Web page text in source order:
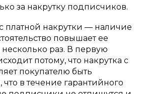
за накрутку подписчиков.
накрутки — наличие
повышает ее
раз. В первую
потому, что накрутка с
покупателю быть
в течение гарантийного